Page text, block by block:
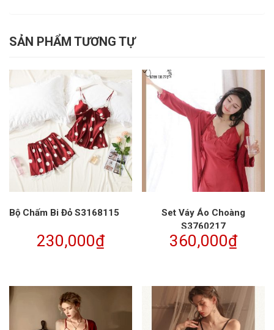
SẢN PHẨM TƯƠNG TỰ
Bộ Chấm Bi Đỏ S3168115
230,000₫
Set Váy Áo Choàng
S3760217
360,000₫